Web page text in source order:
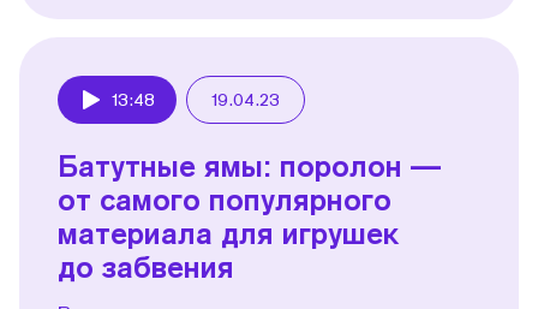
13:48 19.04.23
Батутные ямы: поролон —
от самого популярного
материала для игрушек
до забвения